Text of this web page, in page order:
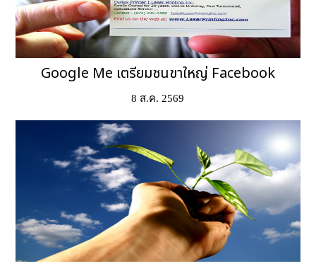
Google Me เตรียมชนขาใหญ่ Facebook
8 ส.ค. 2569